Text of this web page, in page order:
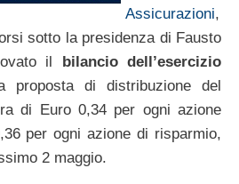
Assicurazioni,
sotto la presidenza di Fausto
il
bilancio dell’esercizio
proposta di distribuzione del
di Euro 0,34 per ogni azione
per ogni azione di risparmio,
2 maggio.